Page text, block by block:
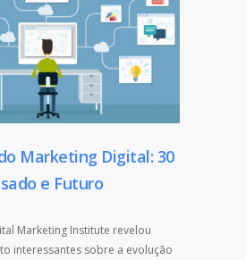
Marketing Digital: 30
e Futuro
Marketing Institute revelou
interessantes sobre a evolução